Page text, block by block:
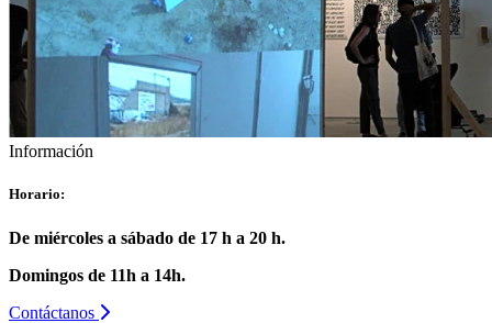
Información
Horario:
De miércoles a sábado de 17 h a 20 h.
Domingos de 11h a 14h.
Contáctanos